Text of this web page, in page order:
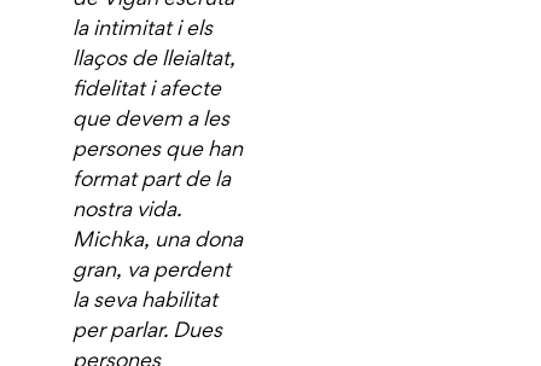
la intimitat i els
llaços de lleialtat,
fidelitat i afecte
que devem a les
persones que han
format part de la
nostra vida.
Michka, una dona
gran, va perdent
la seva habilitat
per parlar. Dues
persones